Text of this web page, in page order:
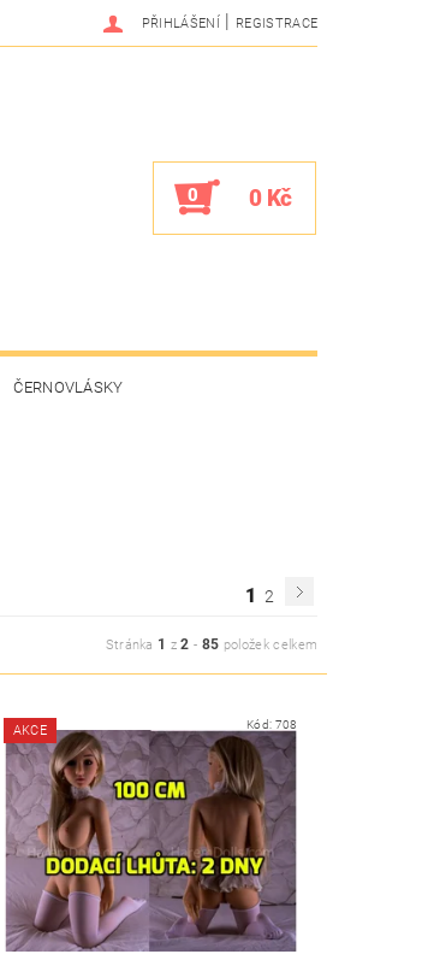
PŘIHLÁŠENÍ | REGISTRACE
0 0 Kč
ČERNOVLÁSKY
1 2
Stránka 1 z2 - 85 položek celkem
AKCE Kód: 708